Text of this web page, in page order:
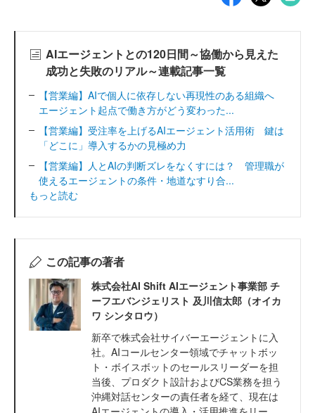
AIエージェントとの120日間～協働から見えた
成功と失敗のリアル～連載記事一覧
【営業編】AIで個人に依存しない再現性のある組織へ
エージェント起点で働き方がどう変わった...
【営業編】受注率を上げるAIエージェント活用術 鍵は
「どこに」導入するかの見極め力
【営業編】人とAIの判断ズレをなくすには？ 管理職が
使えるエージェントの条件・地道なすり合...
もっと読む
この記事の著者
株式会社AI Shift AIエージェント事業部 チ
ーフエバンジェリスト 及川信太郎（オイカ
ワ シンタロウ）
新卒で株式会社サイバーエージェントに入
社。AIコールセンター領域でチャットボッ
ト・ボイスボットのセールスリーダーを担
当後、プロダクト設計およびCS業務を担う
沖縄対話センターの責任者を経て、現在は